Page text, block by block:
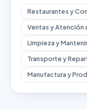
Restaurantes y
Ventas y Atención
Limpieza y
Transporte y
Manufactura y